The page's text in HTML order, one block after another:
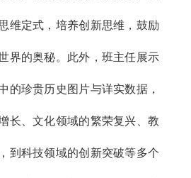
维定式，培养创新思维，鼓励
界的奥秘。此外，班主任展示
的珍贵历史图片与详实数据，
长、文化领域的繁荣复兴、教
到科技领域的创新突破等多个